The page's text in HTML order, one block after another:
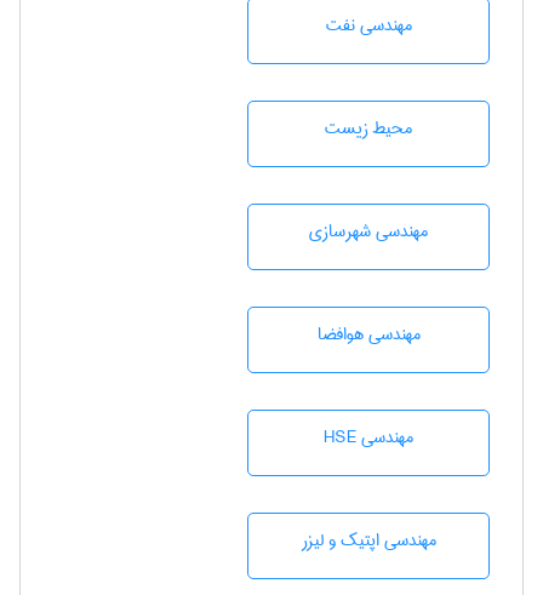
مهندسی نفت
محيط زيست
مهندسی شهرسازی
مهندسی هوافضا
مهندسی HSE
مهندسی اپتیک و لیزر